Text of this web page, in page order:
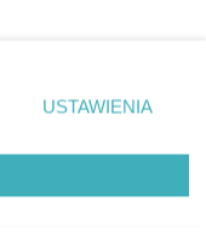
rogu strony
nie wymagają
się
miały
USTAWIENIA